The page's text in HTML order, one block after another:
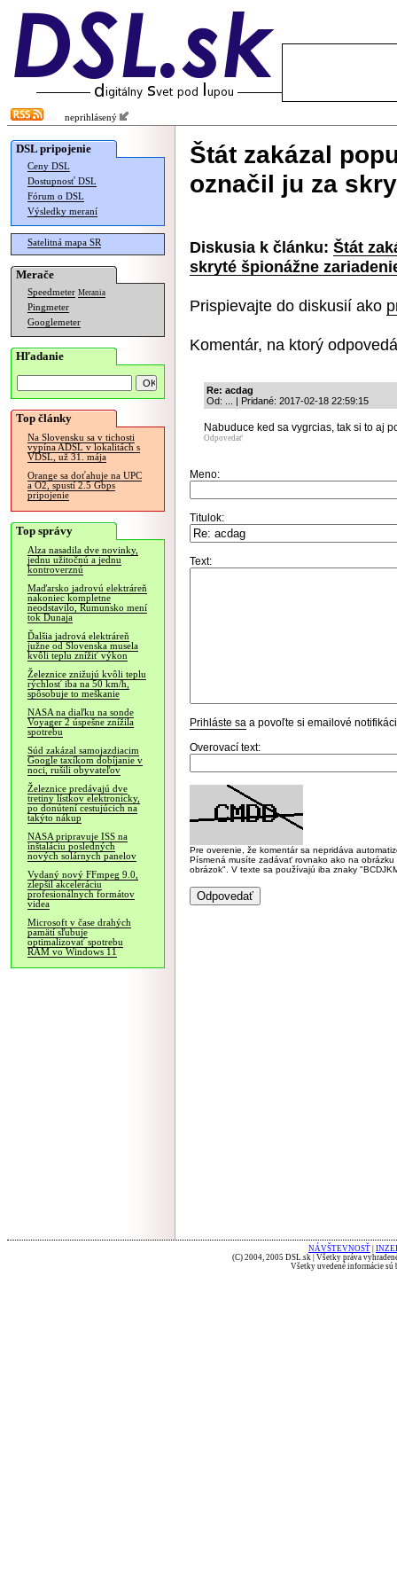
neprihlásený
DSL pripojenie
Ceny DSL
Dostupnosť DSL
Fórum o DSL
Výsledky meraní
Satelitná mapa SR
Merače
Speedmeter Merania
Pingmeter
Googlemeter
Hľadanie
Top články
Na Slovensku sa v tichosti
vypína ADSL v lokalitách s
VDSL, už 31. mája
Orange sa doťahuje na UPC
a O2, spustí 2.5 Gbps
pripojenie
Top správy
Alza nasadila dve novinky,
jednu užitočnú a jednu
kontroverznú
Maďarsko jadrovú elektráreň
nakoniec kompletne
neodstavilo, Rumunsko mení
tok Dunaja
Ďalšia jadrová elektráreň
južne od Slovenska musela
kvôli teplu znížiť výkon
Železnice znižujú kvôli teplu
rýchlosť iba na 50 km/h,
spôsobuje to meškanie
NASA na diaľku na sonde
Voyager 2 úspešne znížila
spotrebu
Súd zakázal samojazdiacim
Google taxíkom dobíjanie v
noci, rušili obyvateľov
Železnice predávajú dve
tretiny lístkov elektronicky,
po donútení cestujúcich na
takýto nákup
NASA pripravuje ISS na
inštaláciu posledných
nových solárnych panelov
Vydaný nový FFmpeg 9.0,
zlepšil akceleráciu
profesionálnych formátov
videa
Microsoft v čase drahých
pamätí sľubuje
optimalizovať spotrebu
RAM vo Windows 11
Štát zakázal
označil ju za
Diskusia k článku: Štát
skryté špionážne
Prispievajte do diskusií ako
Komentár, na ktorý
Re: acdag
Od: ... | Pridané: 2017-02-18 22:59:15
Nabuduce ked sa vygrcias, tak si to aj
Odpovedať
Meno:
Titulok:
Text:
Prihláste sa a povoľte si emailové
Overovací text:
Pre overenie, že komentár sa nepridáva
Písmená musíte zadávať rovnako ako na
obrázok". V texte sa používajú iba znaky
NÁVŠTEVNOSŤ
(C) 2004, 2005 DSL.sk | Všetky práva
Všetky uvedené informácie sú